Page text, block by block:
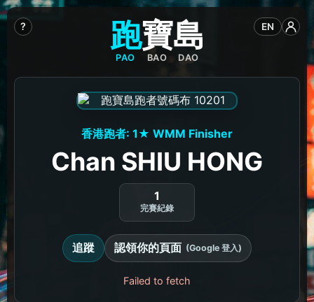
? EN
跑
PAO
寶
BAO
島
DAO
香港跑者: 1★ WMM Finisher
Chan SHIU HONG
1
完賽紀錄
追蹤 認領你的頁面 (Google 登入)
Failed to fetch